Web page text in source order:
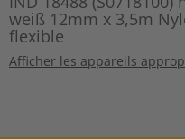
weiß 12mm x 3,5m
flexible
Afficher les appareils